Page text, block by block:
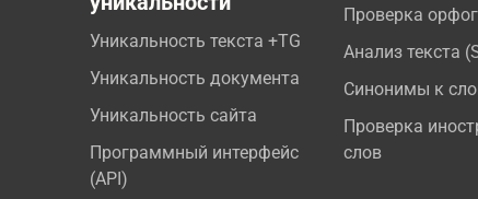
Уникальность текста +TG
Уникальность документа
Уникальность сайта
Программный интерфейс
(API)
Проверка
Анализ текста
Синонимы к
Проверка
слов